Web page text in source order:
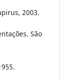
2003.
São